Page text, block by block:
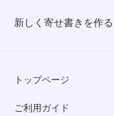
新しく寄せ書きを作る
トップページ
ご利用ガイド